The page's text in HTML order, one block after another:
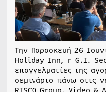
Την Παρασκευή 26
Holiday Inn, η G.I.
επαγγελματίες της
σεμινάριο πάνω στις